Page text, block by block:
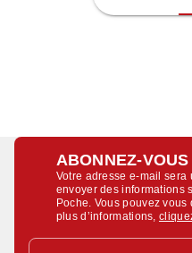
ABONNEZ-
Votre adresse e-mail
envoyer des informations
Poche. Vous pouvez
plus d’informations,